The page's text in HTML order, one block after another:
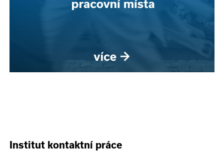
Institut kontaktní práce